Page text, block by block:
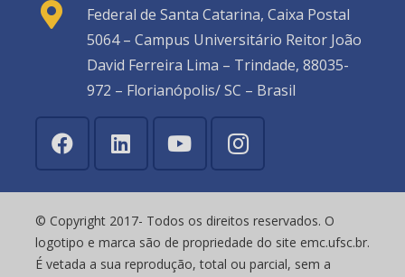
Federal de Santa Catarina, Caixa Postal
5064 – Campus Universitário Reitor João
David Ferreira Lima – Trindade, 88035-
972 – Florianópolis/ SC – Brasil
© Copyright 2017- Todos os direitos reservados. O
logotipo e marca são de propriedade do site emc.ufsc.br.
É vetada a sua reprodução, total ou parcial, sem a